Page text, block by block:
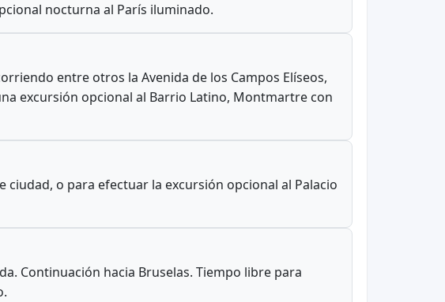
nocturna al París iluminado.
entre otros la Avenida de los Campos Elíseos,
excursión opcional al Barrio Latino, Montmartre con
o para efectuar la excursión opcional al Palacio
Continuación hacia Bruselas. Tiempo libre para